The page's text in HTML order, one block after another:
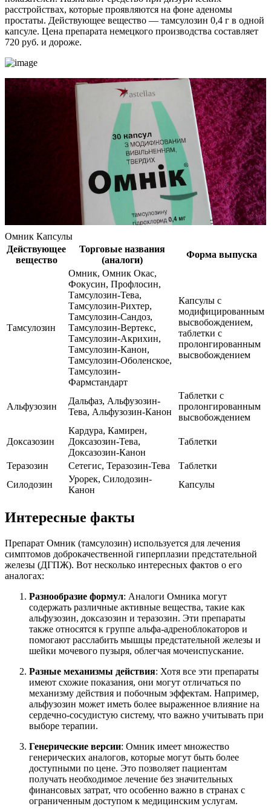
расстройствах, которые проявляются на фоне аденомы
простаты. Действующее вещество — тамсулозин 0,4 г в одной
капсуле. Цена препарата немецкого производства составляет
720 руб. и дороже.
Омник Капсулы
Действующее
вещество
Торговые названия
(аналоги)
Форма выпуска
Тамсулозин
Омник, Омник Окас,
Фокусин, Профлосин,
Тамсулозин-Тева,
Тамсулозин-Рихтер,
Тамсулозин-Сандоз,
Тамсулозин-Вертекс,
Тамсулозин-Акрихин,
Тамсулозин-Канон,
Тамсулозин-Оболенское,
Тамсулозин-
Фармстандарт
Капсулы с
модифицированным
высвобождением,
таблетки с
пролонгированным
высвобождением
Альфузозин
Дальфаз, Альфузозин-
Тева, Альфузозин-Канон
Таблетки с
пролонгированным
высвобождением
Доксазозин
Кардура, Камирен,
Доксазозин-Тева,
Доксазозин-Канон
Таблетки
Теразозин Сетегис, Теразозин-Тева
Таблетки
Силодозин
Урорек, Силодозин-
Канон
Капсулы
Интересные факты
Препарат Омник (тамсулозин) используется для лечения
симптомов доброкачественной гиперплазии предстательной
железы (ДГПЖ). Вот несколько интересных фактов о его
аналогах:
Разнообразие формул: Аналоги Омника могут
содержать различные активные вещества, такие как
альфузозин, доксазозин и теразозин. Эти препараты
также относятся к группе альфа-адреноблокаторов и
помогают расслабить мышцы предстательной железы и
шейки мочевого пузыря, облегчая мочеиспускание.
Разные механизмы действия: Хотя все эти препараты
имеют схожие показания, они могут отличаться по
механизму действия и побочным эффектам. Например,
альфузозин может иметь более выраженное влияние на
сердечно-сосудистую систему, что важно учитывать при
выборе терапии.
Генерические версии: Омник имеет множество
генерических аналогов, которые могут быть более
доступными по цене. Это позволяет пациентам
получать необходимое лечение без значительных
финансовых затрат, что особенно важно в странах с
ограниченным доступом к медицинским услугам.